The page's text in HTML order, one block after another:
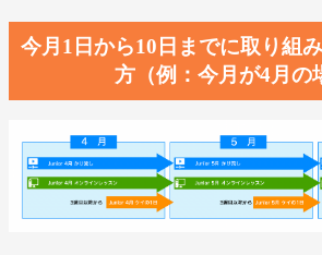
今月1日から10日までに取り組
方（例：今月が4月の